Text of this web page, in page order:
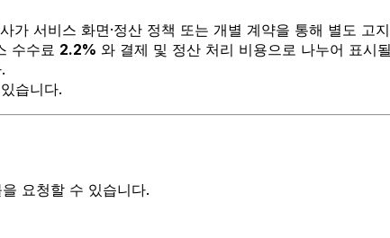
가 서비스 화면·정산 정책 또는 개별 계약을 통해 별도 고
수수료 2.2% 와 결제 및 정산 처리 비용으로 나누어 표시
습니다.
요청할 수 있습니다.